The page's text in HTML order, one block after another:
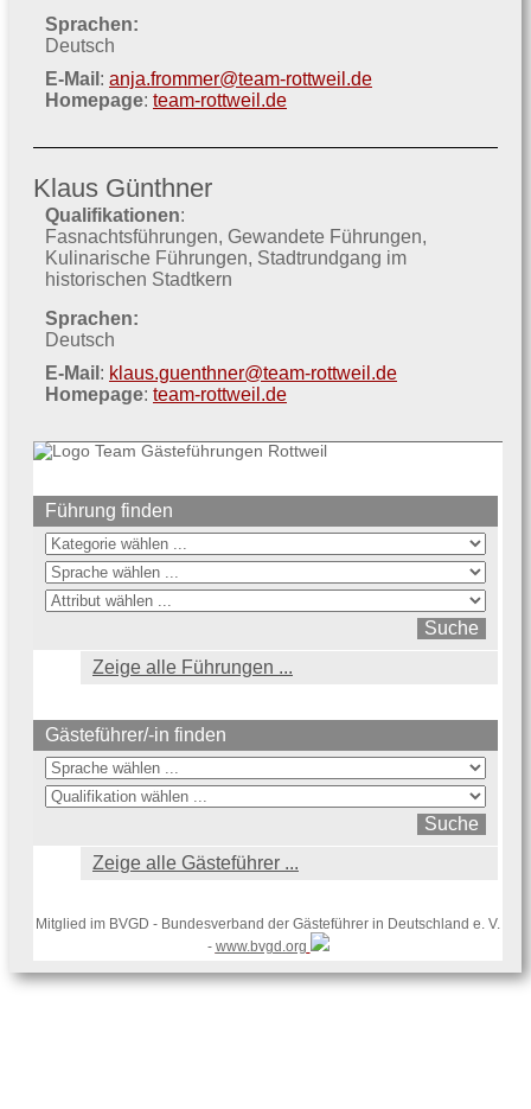
Sprachen:
Deutsch
E-Mail : anja.frommer@team-rottweil.de
Homepage: team-rottweil.de
Klaus Günthner
Qualifikationen:
Fasnachtsführungen Gewandete Führungen
Kulinarische Führungen Stadtrundgang im
historischen Stadtkern
Sprachen:
Deutsch
E-Mail : klaus.guenthner@team-rottweil.de
Homepage: team-rottweil.de
Führung finden
Zeige alle Führungen ...
Gästeführer/-in finden
Zeige alle Gästeführer ...
Mitglied im BVGD - Bundesverband der Gästeführer in Deutschland e. V.
- www.bvgd.org